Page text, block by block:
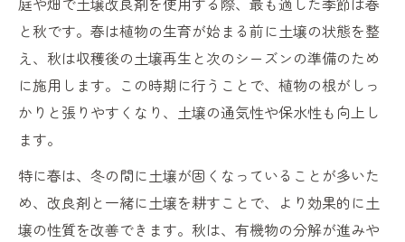
と秋です。春は植物の生育が始まる前に土壌の状態を整
え、秋は収穫後の土壌再生と次のシーズンの準備のため
に施用します。この時期に行うことで、植物の根がしっ
かりと張りやすくなり、土壌の通気性や保水性も向上し
ます。
特に春は、冬の間に土壌が固くなっていることが多いた
め、改良剤と一緒に土壌を耕すことで、より効果的に土
壌の性質を改善できます。秋は、有機物の分解が進みや